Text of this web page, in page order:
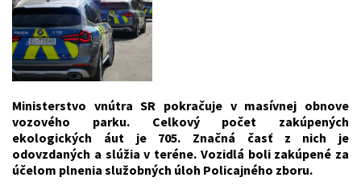
Ministerstvo vnútra SR pokračuje v masívnej obnove
vozového parku. Celkový počet zakúpených
ekologických áut je 705. Značná časť z nich je
odovzdaných a slúžia v teréne. Vozidlá boli zakúpené za
účelom plnenia služobných úloh Policajného zboru.